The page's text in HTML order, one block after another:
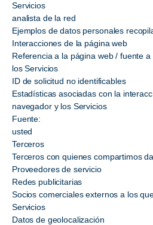
Servicios
analista de la red
Ejemplos de datos personales
Interacciones de la página web
Referencia a la página web / fuente
los Servicios
ID de solicitud no identificables
Estadísticas asociadas con la
navegador y los Servicios
Fuente:
usted
Terceros
Terceros con quienes compartimos
Proveedores de servicio
Redes publicitarias
Socios comerciales externos a los
Servicios
Datos de geolocalización